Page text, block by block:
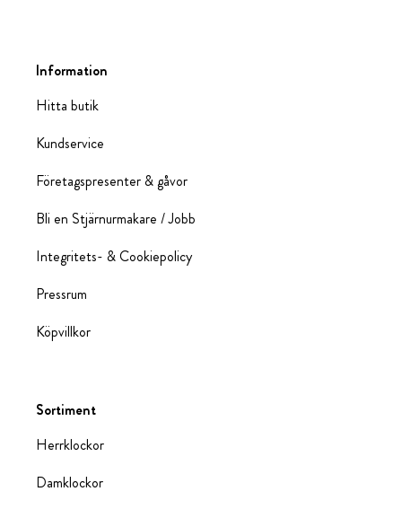
Information
Hitta butik
Kundservice
Företagspresenter & gåvor
Bli en Stjärnurmakare / Jobb
Integritets- & Cookiepolicy
Pressrum
Köpvillkor
Sortiment
Herrklockor
Damklockor